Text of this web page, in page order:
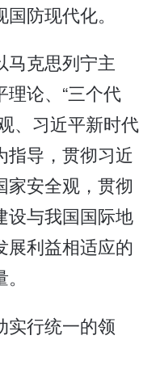
防现代化。
克思列宁主
理论、“三个代
、习近平新时代
指导，贯彻习近
家安全观，贯彻
设与我国国际地
展利益相适应的
行统一的领